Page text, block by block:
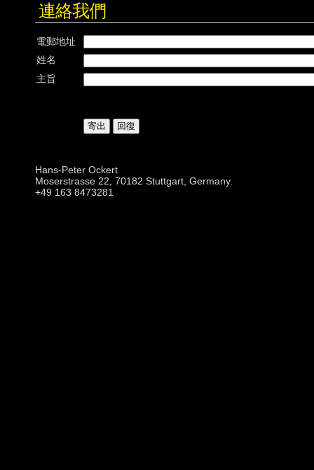
連絡我們
電郵地址
姓名
主旨
Hans-Peter Ockert
Moserstrasse 22, 70182 Stuttgart, Germany.
+49 163 8473281